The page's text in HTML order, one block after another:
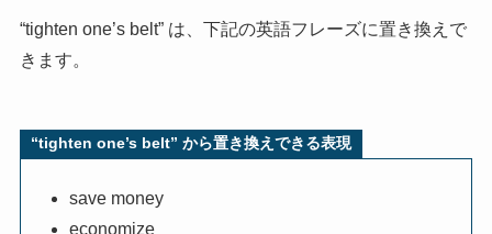
“tighten one’s belt” は、下記の英語フレーズに置き換えで
きます。
“tighten one’s belt” から置き換えできる表現
save money
economize